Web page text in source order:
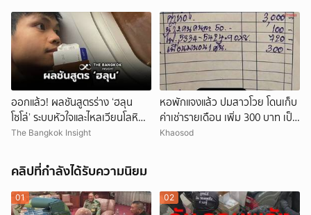
ออกแล้ว! ผลชันสูตรร่าง ‘ฮลุน
โซโล่’ ระบบหัวใจและไหลเวียนโลหิต
ล้มเหลว
The Bangkok Insight
หอพักแจงแล้ว ปมสาวโวย โดนเก็บ
ค่าเช่ารายเดือน เพิ่ม 300 บาท เป็น
ค่าพาเพื่อนมานอน 1 คืน
Khaosod
คลิปที่กำลังได้รับความนิยม
01 02